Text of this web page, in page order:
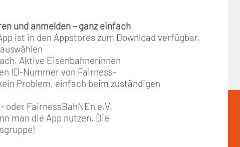
und anmelden – ganz einfach
ist in den Appstores zum Download verfügbar.
Aktive Eisenbahnerinnen
ID-Nummer von Fairness-
Problem, einfach beim zuständigen
FairnessBahNEn e.V.
man die App nutzen. Die